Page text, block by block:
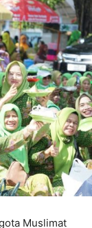
Muslimat